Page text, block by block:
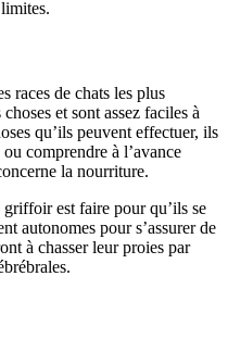
races de chats les plus
et sont assez faciles à
qu’ils peuvent effectuer, ils
comprendre à l’avance
la nourriture.
est faire pour qu’ils se
autonomes pour s’assurer de
à chasser leur proies par